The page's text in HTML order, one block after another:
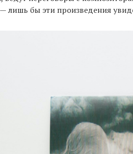
лишь бы эти произведения